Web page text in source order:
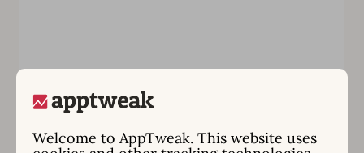
Welcome to AppTweak. This website uses